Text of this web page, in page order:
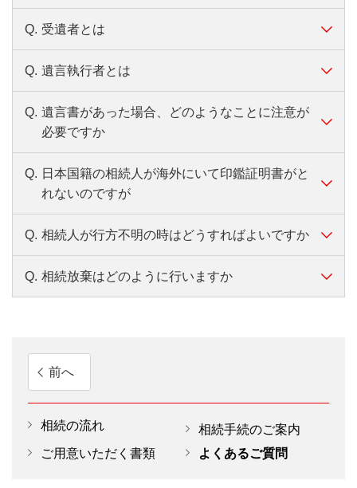
本」があります。
上図において、被相続人の方の出生時は親の戸籍に入って
います。（①）
被相続人の方が結婚されると、夫婦の戸籍が別に作られ
この場合、被相続人の方の戸籍は、一生のうち4つの戸籍
にわたることになります。（①②③④）
製により作り替えられます。（②⑤⑥⑦）
第1順位
られている場合、その亡くなった
ます。
第2順位
亡くなった方の直系尊属（父母、
祖父母など）は、第1順位の相続人
およびその代襲相続人がいない場
合に限り、相続人となります。
は、第1順位の相続人およびその代
ただし、配偶者・第1順位・第2順位・第3順位で
あっても相続欠格事由のある方、亡くなった方に
配偶者のみ
配偶者と子
子 2分の1
配偶者と直系尊属
直系尊属 3分の1
配偶者と兄弟姉妹
兄弟姉妹 4分の1
のみを同じくする兄弟姉妹の相続分は、父母の双
方を同じくする兄弟姉妹の2分の1となります。
協議書を作成します。
遺言」があります。
自筆証書遺言
「自筆証書遺言」とは、遺言者が自分で筆
をとり、遺言の全文・日付を自書し、署
名、押印をすることにより作成したもので
す（*1）
自筆証書遺言の保管者又はこれを発見した
相続人は、遺言者の死亡を知った後、遅滞
なく遺言書を家庭裁判所に提出して、その
検認を請求しなければなりません
。ま
た、封印のある遺言書は、家庭裁判所で相
続人等の立会いの上開封しなければなりま
せん。
認の日現在における遺言書の内容を明確に
の手続です。
が必要となります。
財産目録を添付する場合、財産目録につい
A. 遺言書の保管者もしくは発見した相続人は、遺言
者の死亡を知った後、遅滞なく遺言書を家庭裁判
所に提出して、その「検認」の手続をおこなうこ
とが必要です（*）。また、封印のある遺言書は、
家庭裁判所で相続人等の立会いの上開封しなけれ
ばならないことになっています。
検認とは、相続人に対し遺言の存在及びその内容
を知らせるとともに、遺言書の形状、加除訂正の
状態、日付、署名など検認の日現在における遺言
するための手続です。遺言の有効・無効を判断す
公正証書遺言の場合または法務局における自筆証書
遺言書保管制度を利用されている場合は、検認不要
Q. 受遺者とは
A. 受遺者は遺言によって財産を受ける方です。
Q. 遺言執行者とは
A. 遺言執行者は相続人全員の代理人とみなされ、遺
言の執行に必要な一切の行為をする権限と義務が
あるとされています。
遺言執行者の権限は、遺言の執行に関することに限ら
れるため、遺言に記載のない財産等については、執行
権限がありません。
遺言執行者の選任方法には以下があります。
遺言者が、遺言で、一人または数人の遺言執行
者を指定する場合と、その指定を第三者に委託
いずれの場合も、指定された遺言執行者が遺言
執行者になることを承諾する必要があります。
遺言に遺言執行者の指定がない場合や、指定さ
れた遺言執行者が承諾しなかった場合、また、
遺言執行者が亡くなった場合などには、利害関
Q. 遺言書があった場合、どのようなことに注意が
必要ですか
A. 公正証書遺言以外の遺言書の場合、開封に際して
は家庭裁判所での検認が必要になりますのでご自
身で開封しないようにご注意ください。
Q. 日本国籍の相続人が海外にいて印鑑証明書がと
れないのですが
A.
居住地の日本大使館・領事館等で発行され
等を相続届に添付しご提出ください。
大使館が遠方の場合は、公証人が発行する署名
（サイン）証明書を「相続届」に添付してくだ
Q. 相続人が行方不明の時はどうすればよいですか
A.
所在の確認
記載された住所に居住していることが確認
できない場合には、不在者財産管理人の選
任または失踪宣告を行います。
Q. 相続放棄はどのように行いますか
せん。もし、何の手続きもとらずに3ヵ月を
過ぎてしまうと、プラス財産とマイナス財
産の全てを相続する「単純承認」をしたこ
とになります。
前へ
相続の流れ
相続手続のご案内
ご用意いただく書類
よくあるご質問